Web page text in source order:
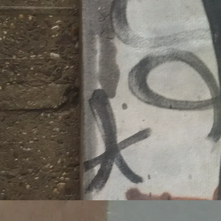
Veröffentlicht
https://
wei-
Veröffentlicht